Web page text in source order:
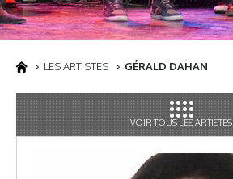
LES ARTISTES GÉRALD DAHAN
VOIR TOUS LES ARTISTES